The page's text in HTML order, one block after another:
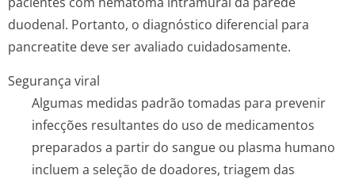
duodenal. Portanto, o diagnóstico diferencial para
pancreatite deve ser avaliado cuidadosamente.
Segurança viral
Algumas medidas padrão tomadas para prevenir
infecções resultantes do uso de medicamentos
preparados a partir do sangue ou plasma humano
incluem a seleção de doadores, triagem das